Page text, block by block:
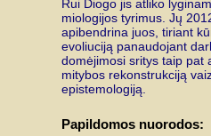
Rui Diogo jis atliko
miologijos tyrimus. Jų
apibendrina juos, tiriant
evoliuciją panaudojant
domėjimosi sritys taip pat
mitybos rekonstrukciją
epistemologiją.
Papildomos nuorodos: